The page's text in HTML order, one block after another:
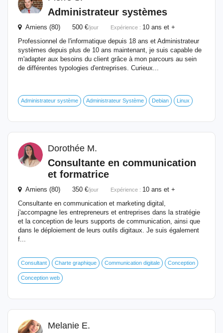
Administrateur systèmes
Amiens (80) 500 €/jour Expérience : 10 ans et +
Professionnel de l'informatique depuis 18 ans et Administrateur
systèmes depuis plus de 10 ans maintenant, je suis capable de
m'adapter aux besoins du client grâce à mon parcours au sein
de différentes typologies d'entreprises. Curieux...
Administrateur système Administrateur Système Debian Linux
Dorothée M.
Consultante en communication
et formatrice
Amiens (80) 350 €/jour Expérience : 10 ans et +
Consultante en communication et marketing digital,
j'accompagne les entrepreneurs et entreprises dans la stratégie
et la conception de leurs supports de communication, ainsi que
dans le déploiement de leurs outils digitaux. Je suis également
f...
Consultant Charte graphique Communication digitale Conception
Conception web
Melanie E.